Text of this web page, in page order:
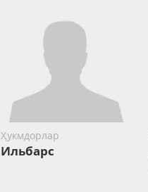
Ҳукмдорлар
Ильбарс